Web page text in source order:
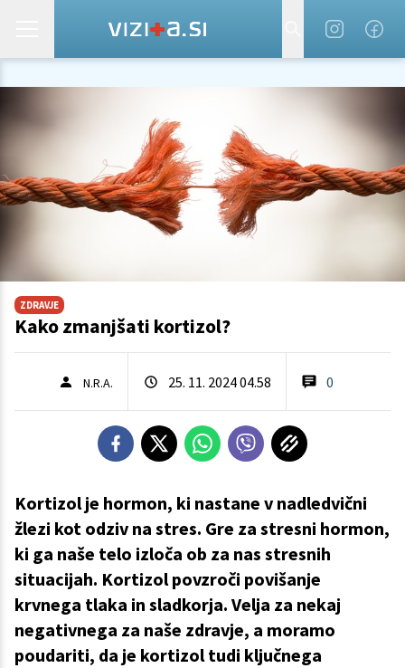
ZDRAVJE
Kako zmanjšati kortizol?
N.R.A. 25. 11. 2024 04.58 0
Kortizol je hormon, ki nastane v nadledvični
žlezi kot odziv na stres. Gre za stresni hormon,
ki ga naše telo izloča ob za nas stresnih
situacijah. Kortizol povzroči povišanje
krvnega tlaka in sladkorja. Velja za nekaj
negativnega za naše zdravje, a moramo
poudariti, da je kortizol tudi ključnega